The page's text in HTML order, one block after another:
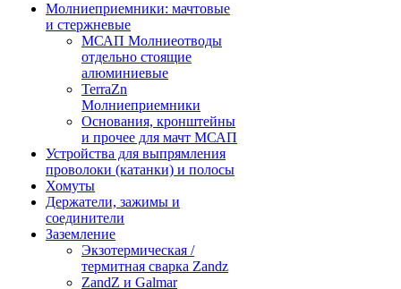
Молниеприемники: мачтовые
и стержневые
МСАП Молниеотводы
отдельно стоящие
алюминиевые
TerraZn
Молниеприемники
Основания, кронштейны
и прочее для мачт МСАП
Устройства для выпрямления
проволоки (катанки) и полосы
Хомуты
Держатели, зажимы и
соединители
Заземление
Экзотермическая /
термитная сварка Zandz
ZandZ и Galmar